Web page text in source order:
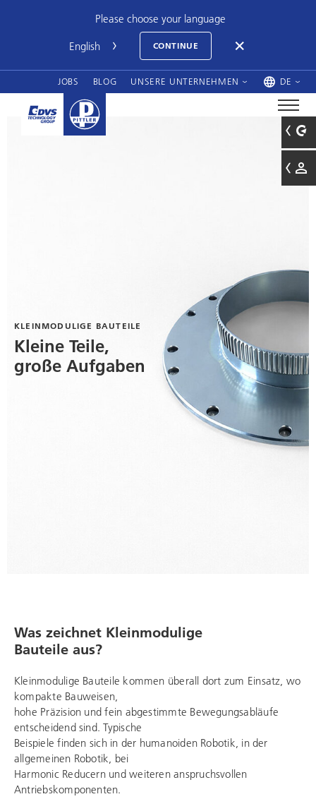
Please choose your language
CONTINUE
JOBS BLOG UNSERE UNTERNEHMEN DE
KLEINMODULIGE BAUTEILE
Kleine Teile,
große Aufgaben
Was zeichnet Kleinmodulige
Bauteile aus?
Kleinmodulige Bauteile kommen überall dort zum Einsatz, wo
kompakte Bauweisen,
hohe Präzision und fein abgestimmte Bewegungsabläufe
entscheidend sind. Typische
Beispiele finden sich in der humanoiden Robotik, in der
allgemeinen Robotik, bei
Harmonic Reducern und weiteren anspruchsvollen
Antriebskomponenten.